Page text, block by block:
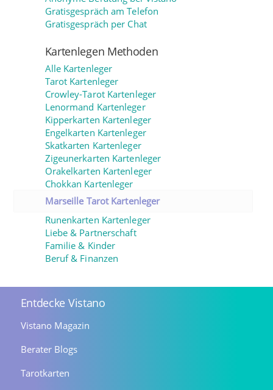
Gratisgespräch am Telefon
Gratisgespräch per Chat
Kartenlegen Methoden
Alle Kartenleger
Tarot Kartenleger
Crowley-Tarot Kartenleger
Lenormand Kartenleger
Kipperkarten Kartenleger
Engelkarten Kartenleger
Skatkarten Kartenleger
Zigeunerkarten Kartenleger
Orakelkarten Kartenleger
Chokkan Kartenleger
Marseille Tarot Kartenleger
Runenkarten Kartenleger
Liebe & Partnerschaft
Familie & Kinder
Beruf & Finanzen
Entdecke Vistano
Vistano Magazin
Berater Blogs
Tarotkarten